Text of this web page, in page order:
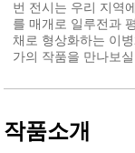
번 전시는 우리 지역
를 매개로 일루전과
채로 형상화하는 이
가의 작품을 만나보
작품소개